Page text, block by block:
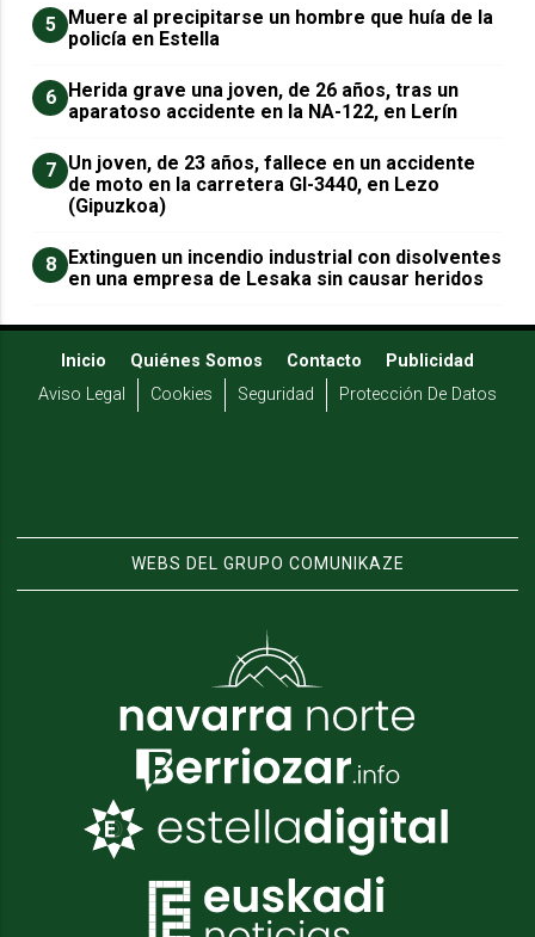
5
Muere al precipitarse un hombre que huía de la
policía en Estella
6
Herida grave una joven, de 26 años, tras un
aparatoso accidente en la NA-122, en Lerín
7 Un joven, de 23 años, fallece en un accidente
de moto en la carretera GI-3440, en Lezo
(Gipuzkoa)
8
Extinguen un incendio industrial con disolventes
en una empresa de Lesaka sin causar heridos
Inicio Quiénes Somos Contacto
Publicidad
Aviso Legal
Cookies Seguridad Protección De Datos
WEBS DEL GRUPO COMUNIKAZE